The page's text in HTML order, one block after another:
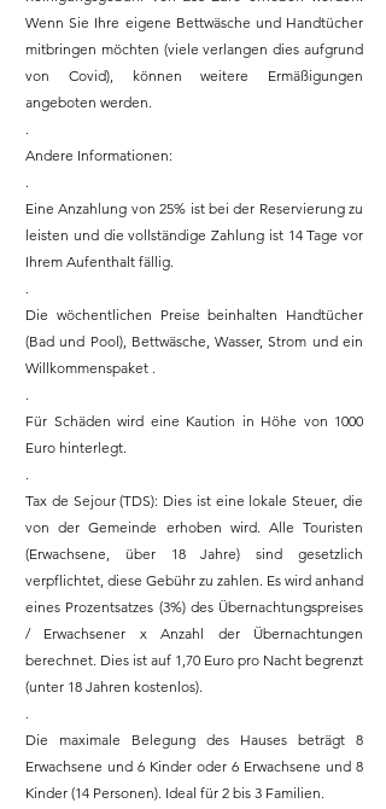
Wenn Sie Ihre eigene Bettwäsche und Handtücher
mitbringen möchten (viele verlangen dies aufgrund
von Covid), können weitere Ermäßigungen
angeboten werden.
.
Andere Informationen:
.
Eine Anzahlung von 25% ist bei der Reservierung zu
leisten und die vollständige Zahlung ist 14 Tage vor
Ihrem Aufenthalt fällig.
.
Die wöchentlichen Preise beinhalten Handtücher
(Bad und Pool), Bettwäsche, Wasser, Strom und ein
Willkommenspaket .
.
Für Schäden wird eine Kaution in Höhe von 1000
Euro hinterlegt.
.
Tax de Sejour (TDS): Dies ist eine lokale Steuer, die
von der Gemeinde erhoben wird. Alle Touristen
(Erwachsene, über 18 Jahre) sind gesetzlich
verpflichtet, diese Gebühr zu zahlen. Es wird anhand
eines Prozentsatzes (3%) des Übernachtungspreises
/ Erwachsener x Anzahl der Übernachtungen
berechnet. Dies ist auf 1,70 Euro pro Nacht begrenzt
(unter 18 Jahren kostenlos).
.
Die maximale Belegung des Hauses beträgt 8
Erwachsene und 6 Kinder oder 6 Erwachsene und 8
Kinder (14 Personen). Ideal für 2 bis 3 Familien.